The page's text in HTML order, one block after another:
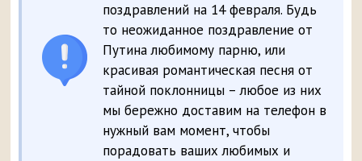
поздравлений на 14 февраля. Будь
то неожиданное поздравление от
Путина любимому парню, или
красивая романтическая песня от
тайной поклонницы – любое из них
мы бережно доставим на телефон в
нужный вам момент, чтобы
порадовать ваших любимых и